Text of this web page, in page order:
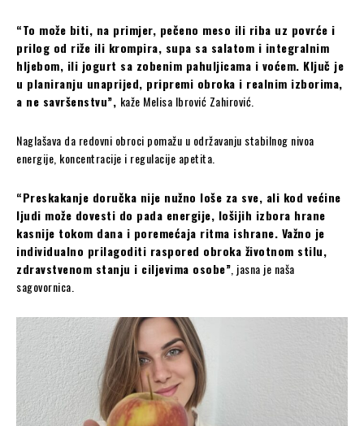
“To može biti, na primjer, pečeno meso ili riba uz povrće i
prilog od riže ili krompira, supa sa salatom i integralnim
hljebom, ili jogurt sa zobenim pahuljicama i voćem. Ključ je
u planiranju unaprijed, pripremi obroka i realnim izborima,
a ne savršenstvu”, kaže Melisa Ibrović Zahirović.
Naglašava da redovni obroci pomažu u održavanju stabilnog nivoa
energije, koncentracije i regulacije apetita.
“Preskakanje doručka nije nužno loše za sve, ali kod većine
ljudi može dovesti do pada energije, lošijih izbora hrane
kasnije tokom dana i poremećaja ritma ishrane. Važno je
individualno prilagoditi raspored obroka životnom stilu,
zdravstvenom stanju i ciljevima osobe” , jasna je naša
sagovornica.